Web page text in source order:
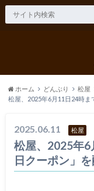
ホーム どんぶり
松屋
松屋、2025年6月11日24時
2025.06.11 松屋
松屋、2025年
日クーポン」